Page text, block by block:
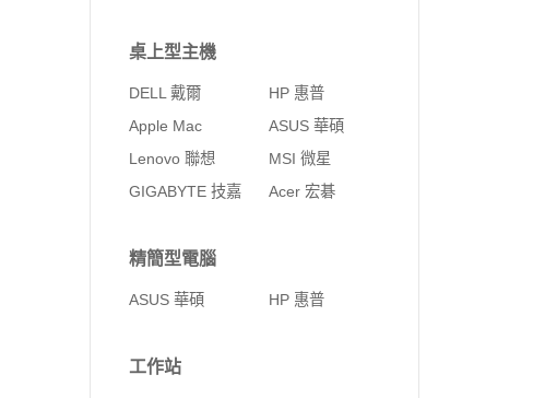
桌上型主機
DELL 戴爾
HP 惠普
Apple Mac
ASUS 華碩
Lenovo 聯想
MSI 微星
GIGABYTE 技嘉
Acer 宏碁
精簡型電腦
ASUS 華碩 HP 惠普
工作站